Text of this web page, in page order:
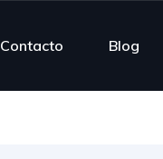
Contacto Blog